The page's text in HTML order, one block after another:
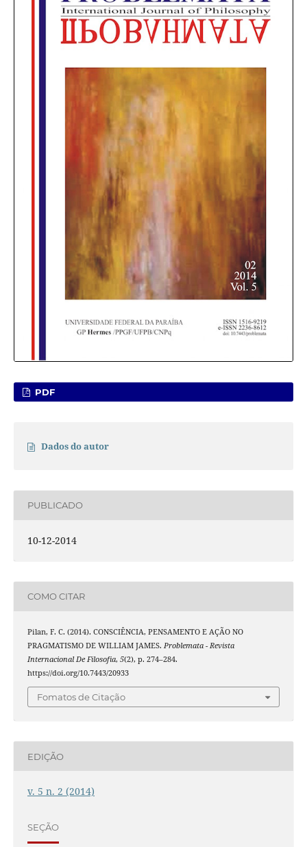
PDF
Dados do autor
PUBLICADO
10-12-2014
COMO CITAR
Pilan, F. C. (2014). CONSCIÊNCIA, PENSAMENTO E AÇÃO NO
PRAGMATISMO DE WILLIAM JAMES. Problemata - Revista
Internacional De Filosofia, 5(2), p. 274–284.
https://doi.org/10.7443/20933
Fomatos de Citação
EDIÇÃO
v. 5 n. 2 (2014)
SEÇÃO